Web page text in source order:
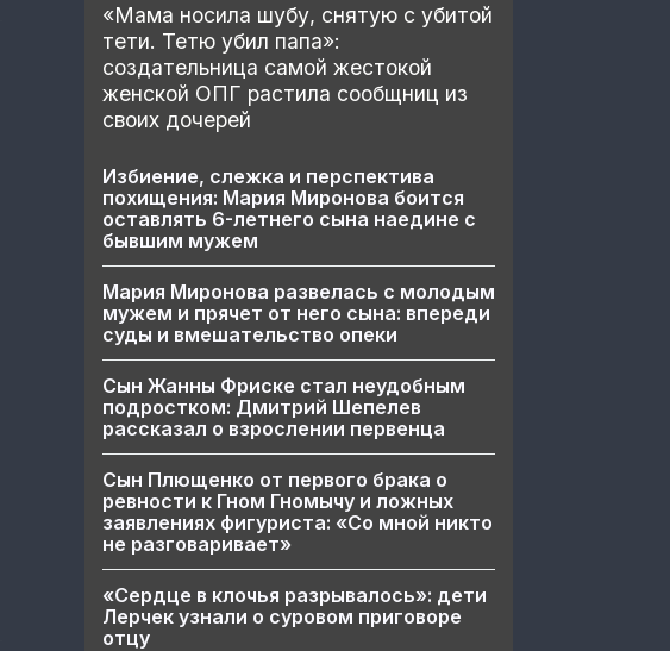
«Мама носила шубу, снятую с убитой
тети. Тетю убил папа»:
создательница самой жестокой
женской ОПГ растила сообщниц из
своих дочерей
Избиение, слежка и перспектива
похищения: Мария Миронова боится
оставлять 6-летнего сына наедине с
бывшим мужем
Мария Миронова развелась с молодым
мужем и прячет от него сына: впереди
суды и вмешательство опеки
Сын Жанны Фриске стал неудобным
подростком: Дмитрий Шепелев
рассказал о взрослении первенца
Сын Плющенко от первого брака о
ревности к Гном Гномычу и ложных
заявлениях фигуриста: «Со мной никто
не разговаривает»
«Сердце в клочья разрывалось»: дети
Лерчек узнали о суровом приговоре
отцу